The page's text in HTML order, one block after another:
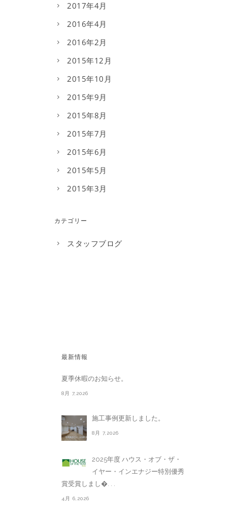
2017年4月
2016年4月
2016年2月
2015年12月
2015年10月
2015年9月
2015年8月
2015年7月
2015年6月
2015年5月
2015年3月
カテゴリー
スタッフブログ
最新情報
夏季休暇のお知らせ。
8月 7,2026
施工事例更新しました。
8月 7,2026
2025年度 ハウス・オブ・ザ・
イヤー・インエナジー特別優秀
賞受賞しまし�. . .
4月 6,2026